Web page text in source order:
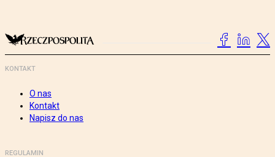
KONTAKT
O nas
Kontakt
Napisz do nas
REGULAMIN